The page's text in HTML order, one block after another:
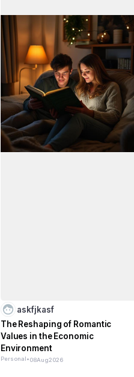
askfjkasf
The Reshaping of Romantic
Values in the Economic
Environment
Personal•08Aug2026